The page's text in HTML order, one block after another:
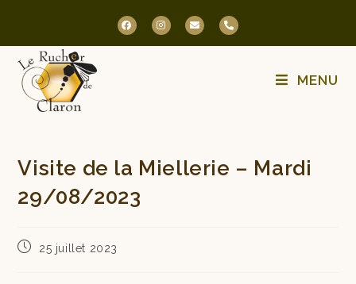
MENU
Visite de la Miellerie – Mardi
29/08/2023
25 juillet 2023